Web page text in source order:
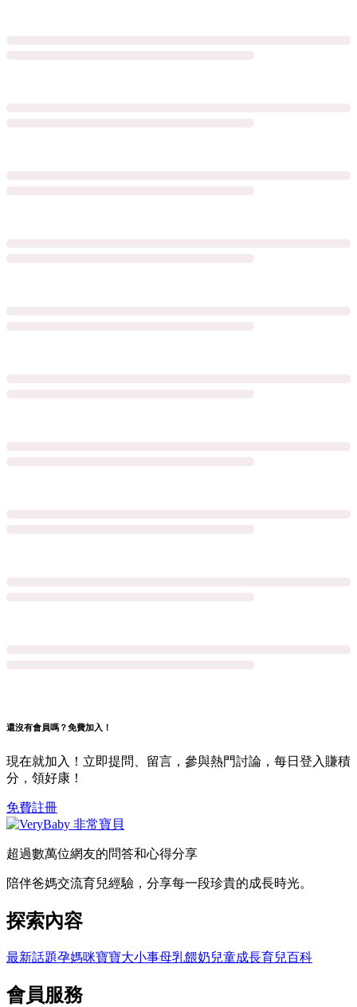
還沒有會員嗎？免費加入！
現在就加入！立即提問、留言，參與熱門討論，每日登入賺積
分，領好康！
免費註冊
超過數萬位網友的問答和心得分享
陪伴爸媽交流育兒經驗，分享每一段珍貴的成長時光。
探索內容
最新話題孕媽咪寶寶大小事母乳餵奶兒童成長育兒百科
會員服務